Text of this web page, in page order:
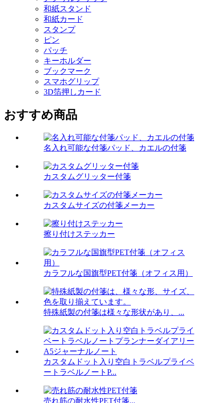
和紙スタンド
和紙カード
スタンプ
ピン
パッチ
キーホルダー
ブックマーク
スマホグリップ
3D箔押しカード
おすすめ商品
名入れ可能な付箋パッド、カエルの付箋
カスタムグリッター付箋
カスタムサイズの付箋メーカー
擦り付けステッカー
カラフルな国旗型PET付箋（オフィス用）
特殊紙製の付箋は様々な形状があり、...
カスタムドット入り空白トラベルプライベ
ートラベルノートP...
売れ筋の耐水性PET付箋...